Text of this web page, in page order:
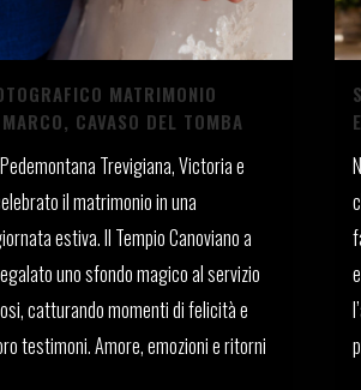
MATRIMONIO
CAVASO DEL TOMBA
Trevigiana, Victoria e
il matrimonio in una
estiva. Il Tempio Canoviano a
uno sfondo magico al servizio
catturando momenti di felicità e
testimoni. Amore, emozioni e ritorni